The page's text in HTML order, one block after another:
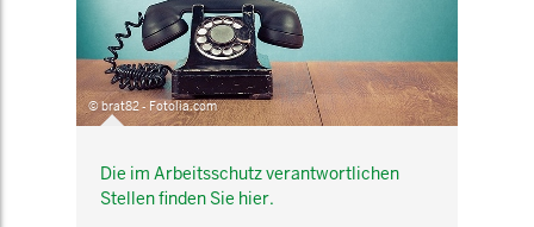
© brat82 - Fotolia.com
Die im Arbeitsschutz verantwortlichen
Stellen finden Sie hier.